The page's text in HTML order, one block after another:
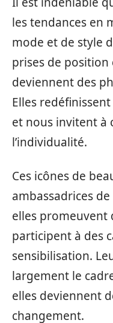
les tendances en
mode et de style
prises de
deviennent des
Elles
et nous invitent à
l’individualité.
Ces icônes de
ambassadrices
elles promeuvent
participent à des
sensibilisation.
largement le
elles deviennent
changement.